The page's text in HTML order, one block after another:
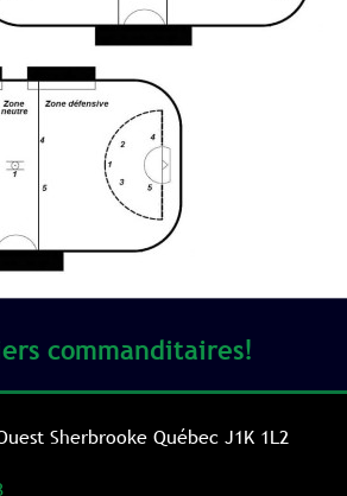
commanditaires!
Sherbrooke Québec J1K 1L2